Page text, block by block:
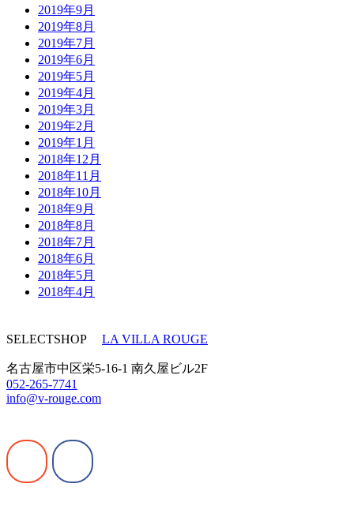
2019年9月
2019年8月
2019年7月
2019年6月
2019年5月
2019年4月
2019年3月
2019年2月
2019年1月
2018年12月
2018年11月
2018年10月
2018年9月
2018年8月
2018年7月
2018年6月
2018年5月
2018年4月
SELECTSHOP LA VILLA ROUGE
名古屋市中区栄5-16-1 南久屋ビル2F
052-265-7741
info@v-rouge.com